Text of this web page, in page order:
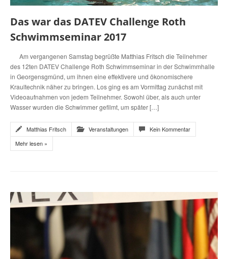
Das war das DATEV Challenge Roth
Schwimmseminar 2017
Am vergangenen Samstag begrüßte Matthias Fritsch die Teilnehmer
des 12ten DATEV Challenge Roth Schwimmseminar in der Schwimmhalle
in Georgensgmünd, um ihnen eine effektivere und ökonomischere
Kraultechnik näher zu bringen. Los ging es am Vormittag zunächst mit
Videoaufnahmen von jedem Teilnehmer. Sowohl über, als auch unter
Wasser wurden die Schwimmer gefilmt, um später […]
Matthias Fritsch Veranstaltungen
Kein Kommentar
Mehr lesen »